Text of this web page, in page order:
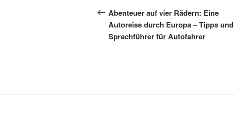
Beitrag
Abenteuer auf vier Rädern: Eine
Autoreise durch Europa – Tipps und
Sprachführer für Autofahrer